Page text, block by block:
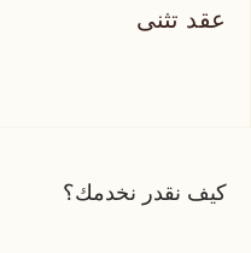
عقد تثنى
كيف نقدر نخدمك؟